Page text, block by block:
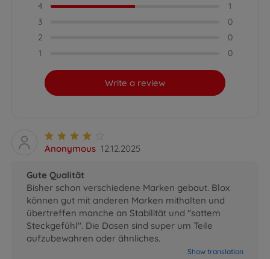
Anonymous 12.12.2025
Gute Qualität
Bisher schon verschiedene Marken gebaut. Blox
können gut mit anderen Marken mithalten und
übertreffen manche an Stabilität und "sattem
Steckgefühl". Die Dosen sind super um Teile
aufzubewahren oder ähnliches.
Show translation
4
1
3
0
2
0
1
0
Write a review